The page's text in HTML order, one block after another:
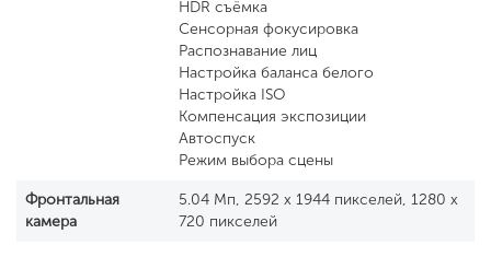
HDR съёмка
Сенсорная фокусировка
Распознавание лиц
Настройка баланса белого
Настройка ISO
Компенсация экспозиции
Автоспуск
Режим выбора сцены
Фронтальная
камера
5.04 Мп, 2592 x 1944 пикселей, 1280 x
720 пикселей